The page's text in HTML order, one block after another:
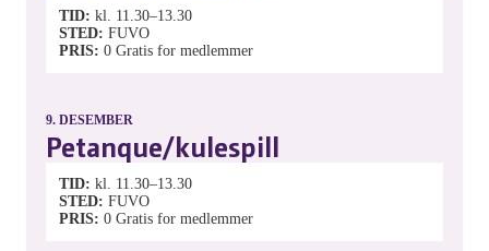
TID kl. 11.30–13.30
STED FUVO
PRIS 0 Gratis for medlemmer
9. DESEMBER
Petanque/kulespill
TID kl. 11.30–13.30
STED FUVO
PRIS 0 Gratis for medlemmer